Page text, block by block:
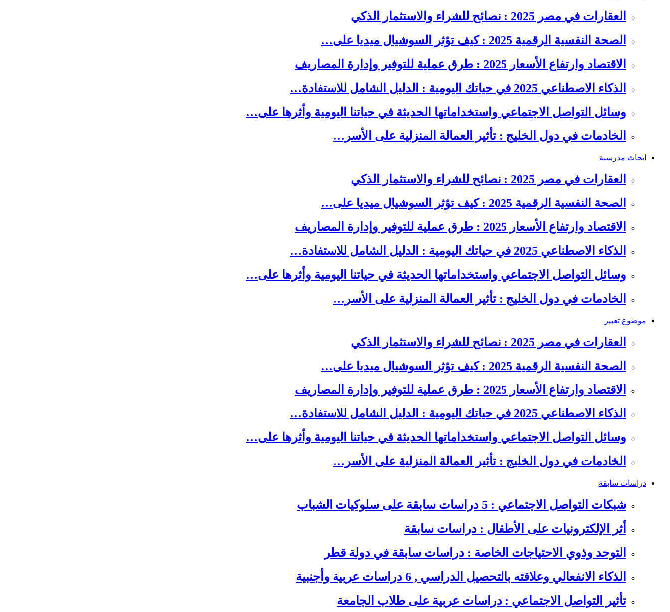
العقارات في مصر 2025 : نصائح للشراء والاستثمار الذكي
الصحة النفسية الرقمية 2025 : كيف تؤثر السوشيال ميديا على…
الاقتصاد وارتفاع الأسعار 2025 : طرق عملية للتوفير وإدارة المصاريف
الذكاء الاصطناعي 2025 في حياتك اليومية : الدليل الشامل للاستفادة…
وسائل التواصل الاجتماعي واستخداماتها الحديثة في حياتنا اليومية وأثرها على…
الخادمات في دول الخليج : تأثير العمالة المنزلية على الأسر…
ابحاث مدرسية
العقارات في مصر 2025 : نصائح للشراء والاستثمار الذكي
الصحة النفسية الرقمية 2025 : كيف تؤثر السوشيال ميديا على…
الاقتصاد وارتفاع الأسعار 2025 : طرق عملية للتوفير وإدارة المصاريف
الذكاء الاصطناعي 2025 في حياتك اليومية : الدليل الشامل للاستفادة…
وسائل التواصل الاجتماعي واستخداماتها الحديثة في حياتنا اليومية وأثرها على…
الخادمات في دول الخليج : تأثير العمالة المنزلية على الأسر…
موضوع تعبير
العقارات في مصر 2025 : نصائح للشراء والاستثمار الذكي
الصحة النفسية الرقمية 2025 : كيف تؤثر السوشيال ميديا على…
الاقتصاد وارتفاع الأسعار 2025 : طرق عملية للتوفير وإدارة المصاريف
الذكاء الاصطناعي 2025 في حياتك اليومية : الدليل الشامل للاستفادة…
وسائل التواصل الاجتماعي واستخداماتها الحديثة في حياتنا اليومية وأثرها على…
الخادمات في دول الخليج : تأثير العمالة المنزلية على الأسر…
دراسات سابقة
شبكات التواصل الاجتماعي : 5 دراسات سابقة على سلوكيات الشباب
أثر الإلكترونيات على الأطفال : دراسات سابقة
التوحد وذوي الاحتياجات الخاصة : دراسات سابقة في دولة قطر
الذكاء الانفعالي وعلاقته بالتحصيل الدراسي , 6 دراسات عربية وأجنبية
تأثير التواصل الاجتماعي : دراسات عربية على طلاب الجامعة